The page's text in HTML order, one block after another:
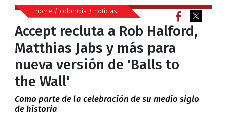
home / colombia / noticias
Accept recluta a Rob Halford,
Matthias Jabs y más para
nueva versión de 'Balls to
the Wall'
Como parte de la celebración de su medio siglo
de historia